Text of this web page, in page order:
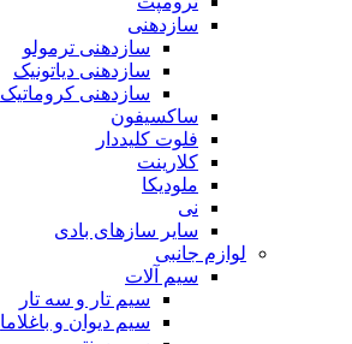
سازدهنی
سازدهنی ترمولو
سازدهنی دیاتونیک
سازدهنی کروماتیک
ساکسیفون
فلوت کلیددار
کلارینت
ملودیکا
نی
سایر سازهای بادی
لوازم جانبی
سیم آلات
سیم تار و سه تار
سیم دیوان و باغلاما